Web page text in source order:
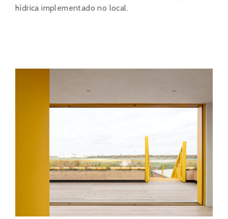
hídrica implementado no local.